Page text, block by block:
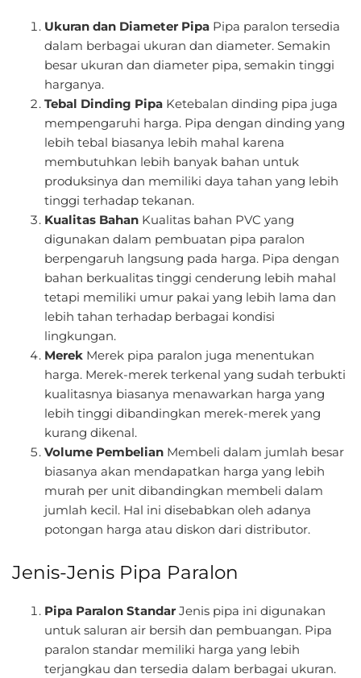
Ukuran dan Diameter Pipa Pipa paralon tersedia
dalam berbagai ukuran dan diameter. Semakin
besar ukuran dan diameter pipa, semakin tinggi
harganya.
Tebal Dinding Pipa Ketebalan dinding pipa juga
mempengaruhi harga. Pipa dengan dinding yang
lebih tebal biasanya lebih mahal karena
membutuhkan lebih banyak bahan untuk
produksinya dan memiliki daya tahan yang lebih
tinggi terhadap tekanan.
Kualitas Bahan Kualitas bahan PVC yang
digunakan dalam pembuatan pipa paralon
berpengaruh langsung pada harga. Pipa dengan
bahan berkualitas tinggi cenderung lebih mahal
tetapi memiliki umur pakai yang lebih lama dan
lebih tahan terhadap berbagai kondisi
lingkungan.
Merek Merek pipa paralon juga menentukan
harga. Merek-merek terkenal yang sudah terbukti
kualitasnya biasanya menawarkan harga yang
lebih tinggi dibandingkan merek-merek yang
kurang dikenal.
Volume Pembelian Membeli dalam jumlah besar
biasanya akan mendapatkan harga yang lebih
murah per unit dibandingkan membeli dalam
jumlah kecil. Hal ini disebabkan oleh adanya
potongan harga atau diskon dari distributor.
Jenis-Jenis Pipa Paralon
Pipa Paralon Standar Jenis pipa ini digunakan
untuk saluran air bersih dan pembuangan. Pipa
paralon standar memiliki harga yang lebih
terjangkau dan tersedia dalam berbagai ukuran.